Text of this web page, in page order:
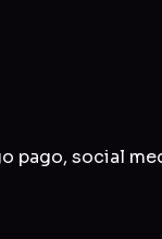
pago, social